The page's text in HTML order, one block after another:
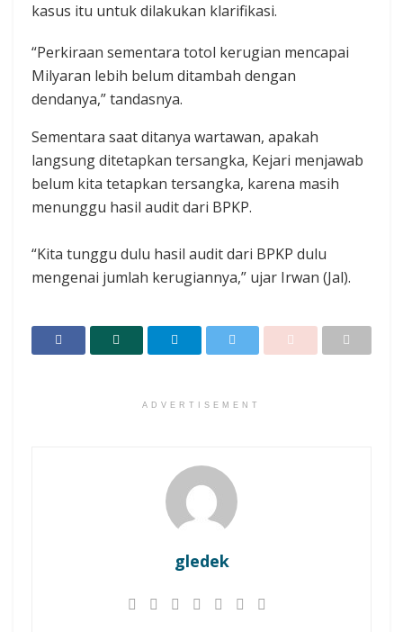
kasus itu untuk dilakukan klarifikasi.
“Perkiraan sementara totol kerugian mencapai
Milyaran lebih belum ditambah dengan
dendanya,” tandasnya.
Sementara saat ditanya wartawan, apakah
langsung ditetapkan tersangka, Kejari menjawab
belum kita tetapkan tersangka, karena masih
menunggu hasil audit dari BPKP.
“Kita tunggu dulu hasil audit dari BPKP dulu
mengenai jumlah kerugiannya,” ujar Irwan‎ (Jal).
ADVERTISEMENT
gledek